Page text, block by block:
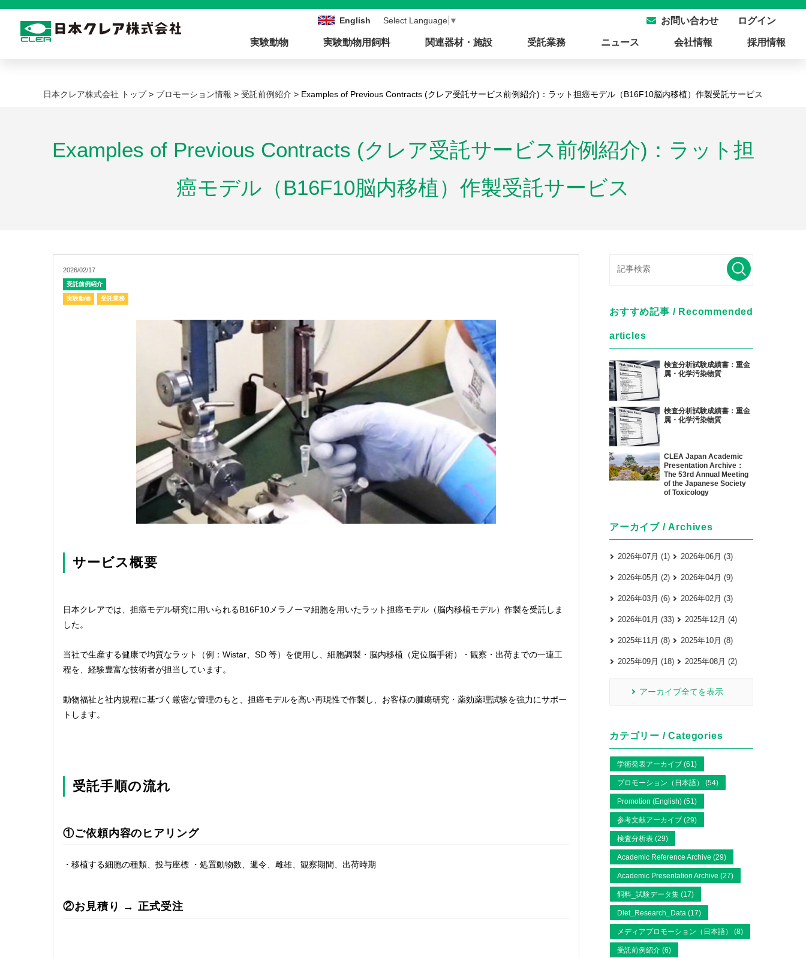
English Select Language ▼ お問い合わせ ログイン
実験動物 実験動物用飼料 関連器材・施設 受託業務 ニュース 会社情報 採用情報
日本クレア株式会社 トップ> プロモーション情報 > 受託前例紹介 > Examples of Previous Contracts (クレア受託サービス前例紹介)：ラット担癌モデル（B16F10脳内移植）作製受託サービス
Examples of Previous Contracts (クレア受託サービス前例紹介)：ラット担
癌モデル（B16F10脳内移植）作製受託サービス
2026/02/17
受託前例紹介
実験動物 受託業務
サービス概要
日本クレアでは、担癌モデル研究に用いられるB16F10メラノーマ細胞を用いたラット担癌モデル（脳内移植モデル）作製を受託しま
した。
当社で生産する健康で均質なラット（例：Wistar、SD 等）を使用し、細胞調製・脳内移植（定位脳手術）・観察・出荷までの一連工
程を、経験豊富な技術者が担当しています。
動物福祉と社内規程に基づく厳密な管理のもと、担癌モデルを高い再現性で作製し、お客様の腫瘍研究・薬効薬理試験を強力にサポー
トします。
受託手順の流れ
①ご依頼内容のヒアリング
・移植する細胞の種類、投与座標 ・処置動物数、週令、雌雄、観察期間、出荷時期
②お見積り → 正式受注
おすすめ記事 / Recommended
articles
検査分析試験成績書：重金
属・化学汚染物質
検査分析試験成績書：重金
属・化学汚染物質
CLEA Japan Academic
Presentation Archive：
The 53rd Annual Meeting
of the Japanese Society
of Toxicology
アーカイブ / Archives
2026年07月 (1) 2026年06月 (3)
2026年05月 (2) 2026年04月 (9)
2026年03月 (6) 2026年02月 (3)
2026年01月 (33) 2025年12月 (4)
2025年11月 (8) 2025年10月 (8)
2025年09月 (18) 2025年08月 (2)
アーカイブ全てを表示
カテゴリー / Categories
学術発表アーカイブ (61)
プロモーション（日本語） (54)
Promotion (English) (51)
参考文献アーカイブ (29)
検査分析表 (29)
Academic Reference Archive (29)
Academic Presentation Archive (27)
飼料_試験データ集 (17)
Diet_Research_Data (17)
メディアプロモーション（日本語） (8)
受託前例紹介 (6)